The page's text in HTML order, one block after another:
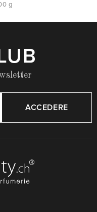
g
ACCEDERE